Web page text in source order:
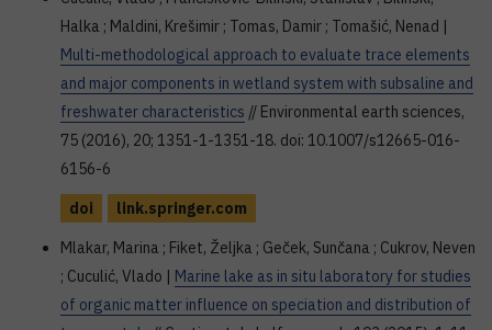
Halka ; Maldini, Krešimir ; Tomas, Damir ; Tomašić, Nenad |
Multi-methodological approach to evaluate trace elements
and major components in wetland system with subsaline and
freshwater characteristics // Environmental earth sciences,
75 (2016), 20; 1351-1-1351-18. doi: 10.1007/s12665-016-
6156-6
doi
link.springer.com
Mlakar, Marina ; Fiket, Željka ; Geček, Sunčana ; Cukrov, Neven
; Cuculić, Vlado | Marine lake as in situ laboratory for studies
of organic matter influence on speciation and distribution of